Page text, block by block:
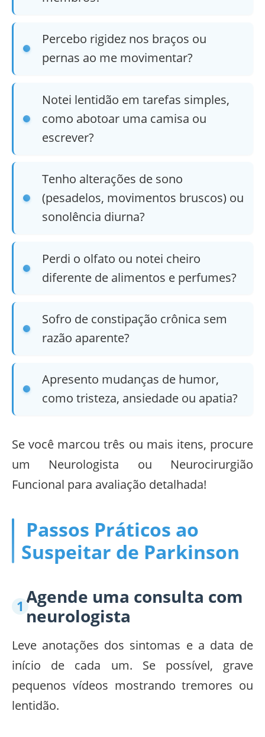
Percebo rigidez nos braços ou
pernas ao me movimentar?
Notei lentidão em tarefas simples,
como abotoar uma camisa ou
escrever?
Tenho alterações de sono
(pesadelos, movimentos bruscos) ou
sonolência diurna?
Perdi o olfato ou notei cheiro
diferente de alimentos e perfumes?
Sofro de constipação crônica sem
razão aparente?
Apresento mudanças de humor,
como tristeza, ansiedade ou apatia?
Se você marcou três ou mais itens, procure
um Neurologista ou Neurocirurgião
Funcional para avaliação detalhada!
Passos Práticos ao
Suspeitar de Parkinson
Agende uma consulta com
neurologista
Leve anotações dos sintomas e a data de
início de cada um. Se possível, grave
pequenos vídeos mostrando tremores ou
lentidão.